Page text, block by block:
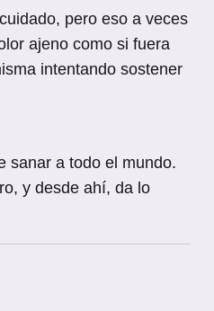
pero eso a veces
ajeno como si fuera
intentando sostener
sanar a todo el mundo.
y desde ahí, da lo